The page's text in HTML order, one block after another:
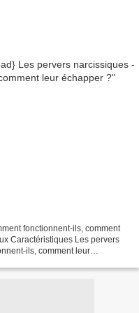
fonctionnent-ils, comment
Caractéristiques Les pervers
ils, comment leur